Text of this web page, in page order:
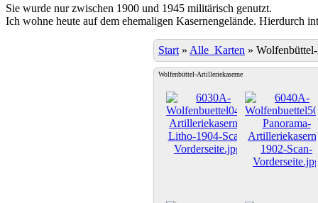
Sie wurde nur zwischen 1900 und 1945 militärisch genutzt.
Ich wohne heute auf dem ehemaligen Kasernengelände. Hierdurch
Start» Alle_Karten »
Wolfenbüttel-Artilleriekaserne